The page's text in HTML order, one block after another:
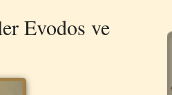
Evodos ve